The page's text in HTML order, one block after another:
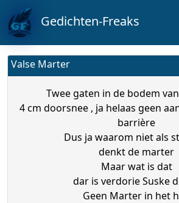
Gedichten-Freaks
Valse Marter
Twee gaten in de bodem
4 cm doorsnee , ja helaas geen
barrière
Dus ja waarom niet als
denkt de marter
Maar wat is dat
dar is verdorie Suske
Geen Marter in het